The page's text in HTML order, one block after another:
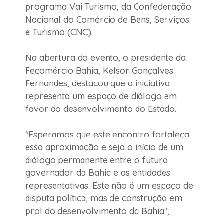
programa Vai Turismo, da Confederação
Nacional do Comércio de Bens, Serviços
e Turismo (CNC).
Na abertura do evento, o presidente da
Fecomércio Bahia, Kelsor Gonçalves
Fernandes, destacou que a iniciativa
representa um espaço de diálogo em
favor do desenvolvimento do Estado.
"Esperamos que este encontro fortaleça
essa aproximação e seja o início de um
diálogo permanente entre o futuro
governador da Bahia e as entidades
representativas. Este não é um espaço de
disputa política, mas de construção em
prol do desenvolvimento da Bahia",